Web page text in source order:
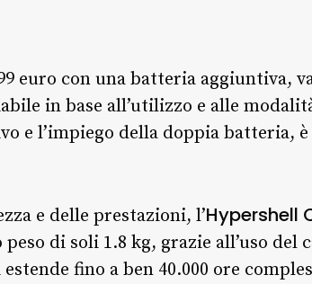
euro con una batteria aggiuntiva,
in base all’utilizzo e alle
e l’impiego della doppia batteria,
e delle prestazioni, l’Hypershell
di soli 1.8 kg, grazie all’uso
fino a ben 40.000 ore